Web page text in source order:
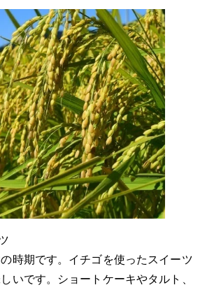
時期です。イチゴを使ったスイーツ
いです。ショートケーキやタルト、